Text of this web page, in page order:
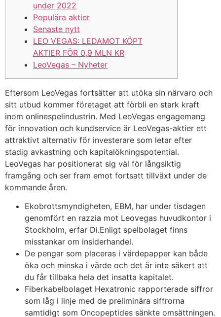
under 2022
Populära aktier
Senaste nytt
LEO VEGAS: LEDAMOT KÖPT
AKTIER FÖR 0,9 MLN KR
LeoVegas – Nyheter
Eftersom LeoVegas fortsätter att utöka sin närvaro och
sitt utbud kommer företaget att förbli en stark kraft
inom onlinespelindustrin. Med LeoVegas engagemang
för innovation och kundservice är LeoVegas-aktier ett
attraktivt alternativ för investerare som letar efter
stadig avkastning och kapitalökningspotential.
LeoVegas har positionerat sig väl för långsiktig
framgång och ser fram emot fortsatt tillväxt under de
kommande åren.
Ekobrottsmyndigheten, EBM, har under tisdagen
genomfört en razzia mot Leovegas huvudkontor i
Stockholm, erfar Di.Enligt spelbolaget finns
misstankar om insiderhandel.
De pengar som placeras i värdepapper kan både
öka och minska i värde och det är inte säkert att
du får tillbaka hela det insatta kapitalet.
Fiberkabelbolaget Hexatronic rapporterade siffror
som låg i linje med de preliminära siffrorna
samtidigt som Oncopeptides sänkte omsättningen.